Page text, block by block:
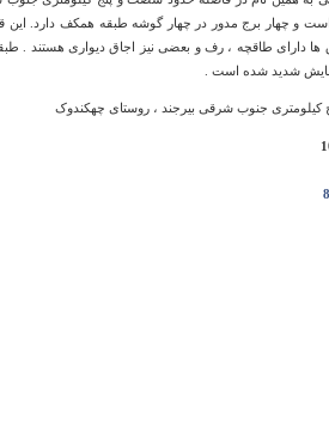
و چهار برج مدور در چهار گوشه طبقه همکف دارد. این
دارای طاقچه ، رف و بعضی نیز اجاق دیواری هستند .
شدید شده است .
جنوب شرقی بیرجند ، روستای چهکندوک